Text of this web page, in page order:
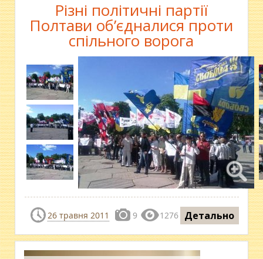
Різні політичні партії
Полтави об’єдналися проти
спільного ворога
26 травня 2011 9 1276 Детально